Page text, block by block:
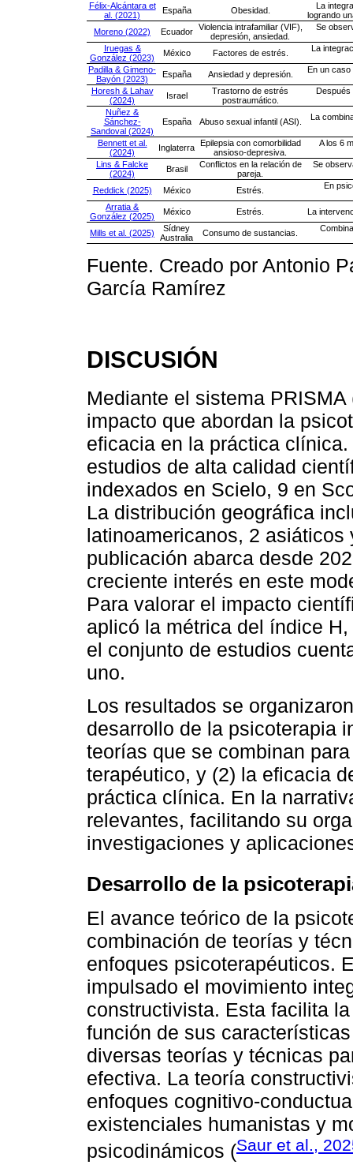
Félix-Alcántara et
al. (2021)
España Obesidad.
La
logrando
Moreno (2022)
Ecuador
Violencia intrafamiliar (VIF),
depresión, ansiedad.
Se
Iruegas &
González (2023)
México Factores de estrés. La
Padilla & Gimeno-
Bayón (2023)
España Ansiedad y depresión. En un caso
Horesh & Lahav
(2024)
Israel
Trastorno de estrés
postraumático.
Después
Nuñez &
Sánchez-
Sandoval (2024)
España Abuso sexual infantil (ASI). La
Bennett et al.
(2024)
Inglaterra Epilepsia con comorbilidad
ansioso-depresiva.
A los 6
Lins & Falcke
(2024)
Brasil
Conflictos en la relación de
pareja.
Se
Reddick (2025) México Estrés. En
Arratia &
González (2025)
México Estrés. La
Mills et al. (2025)
Sídney
Australia
Consumo de sustancias.
Fuente. Creado por Antonio
García Ramírez
DISCUSIÓN
Mediante el sistema
impacto que abordan la
eficacia en la práctica
estudios de alta calidad
indexados en Scielo, 9 en
La distribución geográfica
latinoamericanos, 2
publicación abarca desde
creciente interés en este
Para valorar el impacto
aplicó la métrica del índice
el conjunto de estudios
uno.
Los resultados se
desarrollo de la psicoterapia
teorías que se combinan
terapéutico, y (2) la eficacia
práctica clínica. En la
relevantes, facilitando su
investigaciones y
Desarrollo de la
El avance teórico de la
combinación de teorías y
enfoques psicoterapéuticos.
impulsado el movimiento
constructivista. Esta facilita
función de sus
diversas teorías y técnicas
efectiva. La teoría
enfoques cognitivo-
existenciales humanistas y
psicodinámicos (Saur et al.,